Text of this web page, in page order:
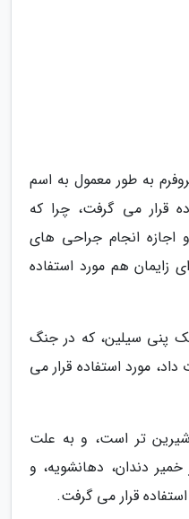
به طور معمول به اسم
قرار می گرفت، چرا که
انجام جراحی های
زایمان هم مورد استفاده
پنی سیلین، که در جنگ
مورد استفاده قرار می
از قند شیرین تر است، و به علت
دندان، دهانشویه، و
قرار می گرفت.